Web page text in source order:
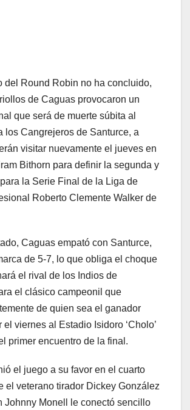
del Round Robin no ha concluido,
de Caguas provocaron un
que será de muerte súbita al
los Cangrejeros de Santurce, a
visitar nuevamente el jueves en
Bithorn para definir la segunda y
la Serie Final de la Liga de
Roberto Clemente Walker de
Caguas empató con Santurce,
de 5-7, lo que obliga el choque
el rival de los Indios de
el clásico campeonil que
de quien sea el ganador
viernes al Estadio Isidoro ‘Cholo’
primer encuentro de la final.
el juego a su favor en el cuarto
el veterano tirador Dickey González
Johnny Monell le conectó sencillo